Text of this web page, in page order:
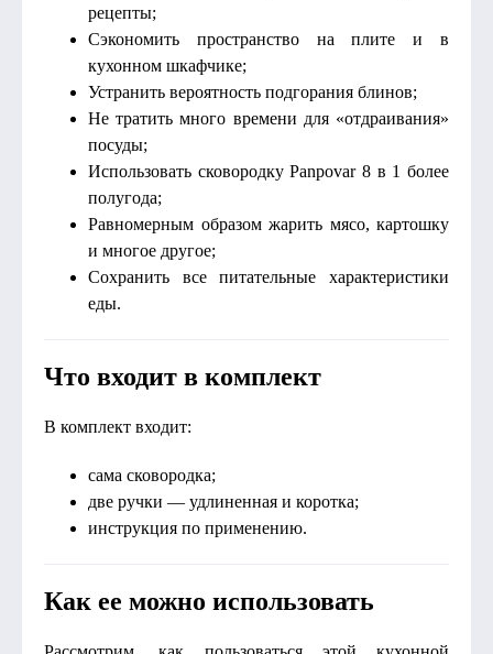
рецепты;
Сэкономить пространство на плите и в
кухонном шкафчике;
Устранить вероятность подгорания блинов;
Не тратить много времени для «отдраивания»
посуды;
Использовать сковородку Panpovar 8 в 1 более
полугода;
Равномерным образом жарить мясо, картошку
и многое другое;
Сохранить все питательные характеристики
еды.
Что входит в комплект
В комплект входит:
сама сковородка;
две ручки — удлиненная и коротка;
инструкция по применению.
Как ее можно использовать